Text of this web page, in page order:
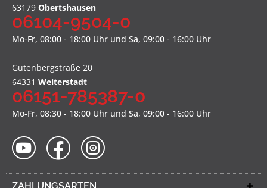
63179 Obertshausen
06104-9504-0
Mo-Fr, 08:00 - 18:00 Uhr und Sa, 09:00 - 16:00 Uhr
Gutenbergstraße 20
64331 Weiterstadt
06151-785387-0
Mo-Fr, 08:30 - 18:00 Uhr und Sa, 09:00 - 16:00 Uhr